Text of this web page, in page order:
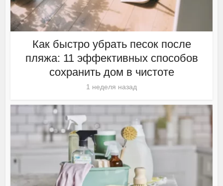
Как быстро убрать песок после
пляжа: 11 эффективных способов
сохранить дом в чистоте
1 неделя назад